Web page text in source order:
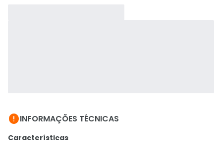
INFORMAÇÕES TÉCNICAS
Características